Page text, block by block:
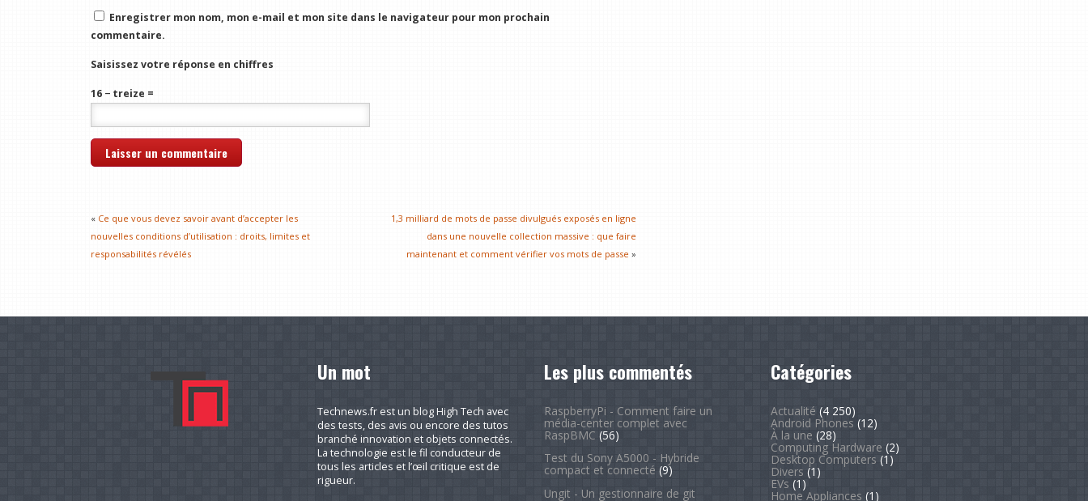
Enregistrer mon nom, mon e-mail et mon site dans le navigateur pour mon prochain
commentaire.
Saisissez votre réponse en chiffres
16 − treize =
« Ce que vous devez savoir avant d’accepter les
nouvelles conditions d’utilisation : droits, limites et
responsabilités révélés
1,3 milliard de mots de passe divulgués exposés en ligne
dans une nouvelle collection massive : que faire
maintenant et comment vérifier vos mots de passe »
Un mot
Technews.fr est un blog High Tech avec
des tests, des avis ou encore des tutos
branché innovation et objets connectés.
La technologie est le fil conducteur de
tous les articles et l’œil critique est de
rigueur.
Les plus commentés
RaspberryPi - Comment faire un
média-center complet avec
RaspBMC (56)
Test du Sony A5000 - Hybride
compact et connecté (9)
Ungit - Un gestionnaire de git
Catégories
Actualité (4 250)
Android Phones(12)
À la une (28)
Computing Hardware (2)
Desktop Computers (1)
Divers (1)
EVs (1)
Home Appliances (1)